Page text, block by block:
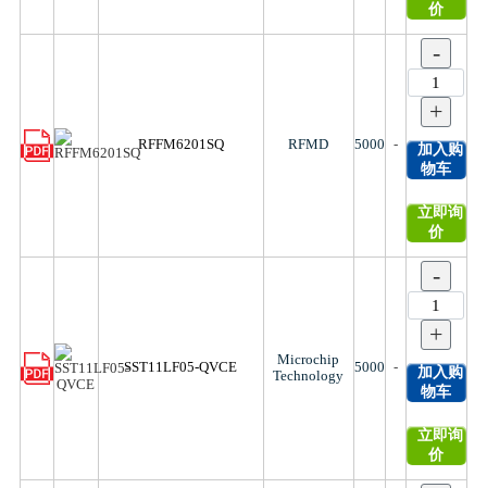
价
RFFM6201SQ RFMD 5000 -
-
+
加入购
物车
立即询
价
SST11LF05-QVCE
Microchip
Technology
5000 -
-
+
加入购
物车
立即询
价